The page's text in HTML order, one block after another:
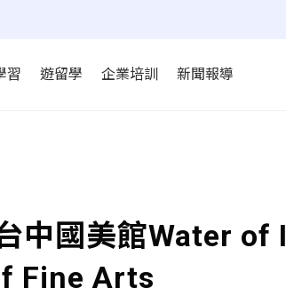
習 遊留學 企業培訓 新聞報導
中國美館Water
Fine Arts